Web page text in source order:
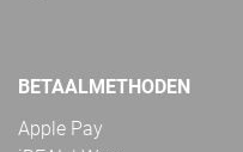
BETAALMETHODEN
Apple Pay